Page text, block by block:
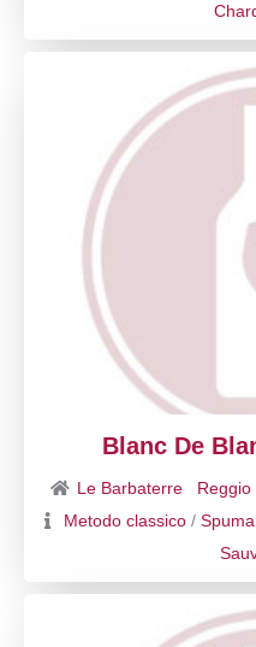
Blanc De
Le Barbaterre Reggio
Metodo classico /